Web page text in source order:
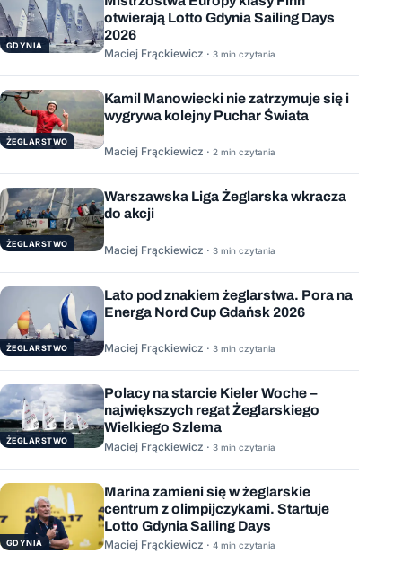
GDYNIA
otwierają Lotto Gdynia Sailing Days
2026
Maciej Frąckiewicz · 3 min czytania
ŻEGLARSTWO
Kamil Manowiecki nie zatrzymuje się i
wygrywa kolejny Puchar Świata
Maciej Frąckiewicz · 2 min czytania
ŻEGLARSTWO
Warszawska Liga Żeglarska wkracza
do akcji
Maciej Frąckiewicz · 3 min czytania
ŻEGLARSTWO
Lato pod znakiem żeglarstwa. Pora na
Energa Nord Cup Gdańsk 2026
Maciej Frąckiewicz · 3 min czytania
ŻEGLARSTWO
Polacy na starcie Kieler Woche –
największych regat Żeglarskiego
Wielkiego Szlema
Maciej Frąckiewicz · 3 min czytania
GDYNIA
Marina zamieni się w żeglarskie
centrum z olimpijczykami. Startuje
Lotto Gdynia Sailing Days
Maciej Frąckiewicz · 4 min czytania